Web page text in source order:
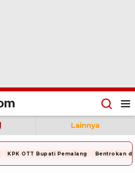
Lainnya
KPK OTT Bupati Pemalang Bentrokan di